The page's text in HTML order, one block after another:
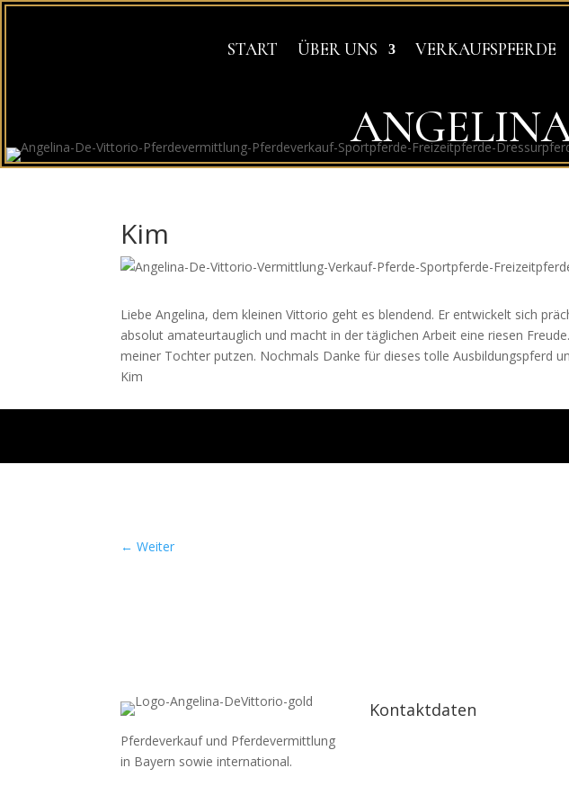
START ÜBER UNS VERKAUFSPFERDE
VERMITTLUNG &
Kim
Liebe Angelina, dem kleinen Vittorio geht es blendend. Er entwickelt sich
absolut amateurtauglich und macht in der täglichen Arbeit eine riesen
meiner Tochter putzen. Nochmals Danke für dieses tolle Ausbildungspferd
Kim
←Weiter
Pferdeverkauf und Pferdevermittlung
in Bayern sowie international.
Kontaktdaten